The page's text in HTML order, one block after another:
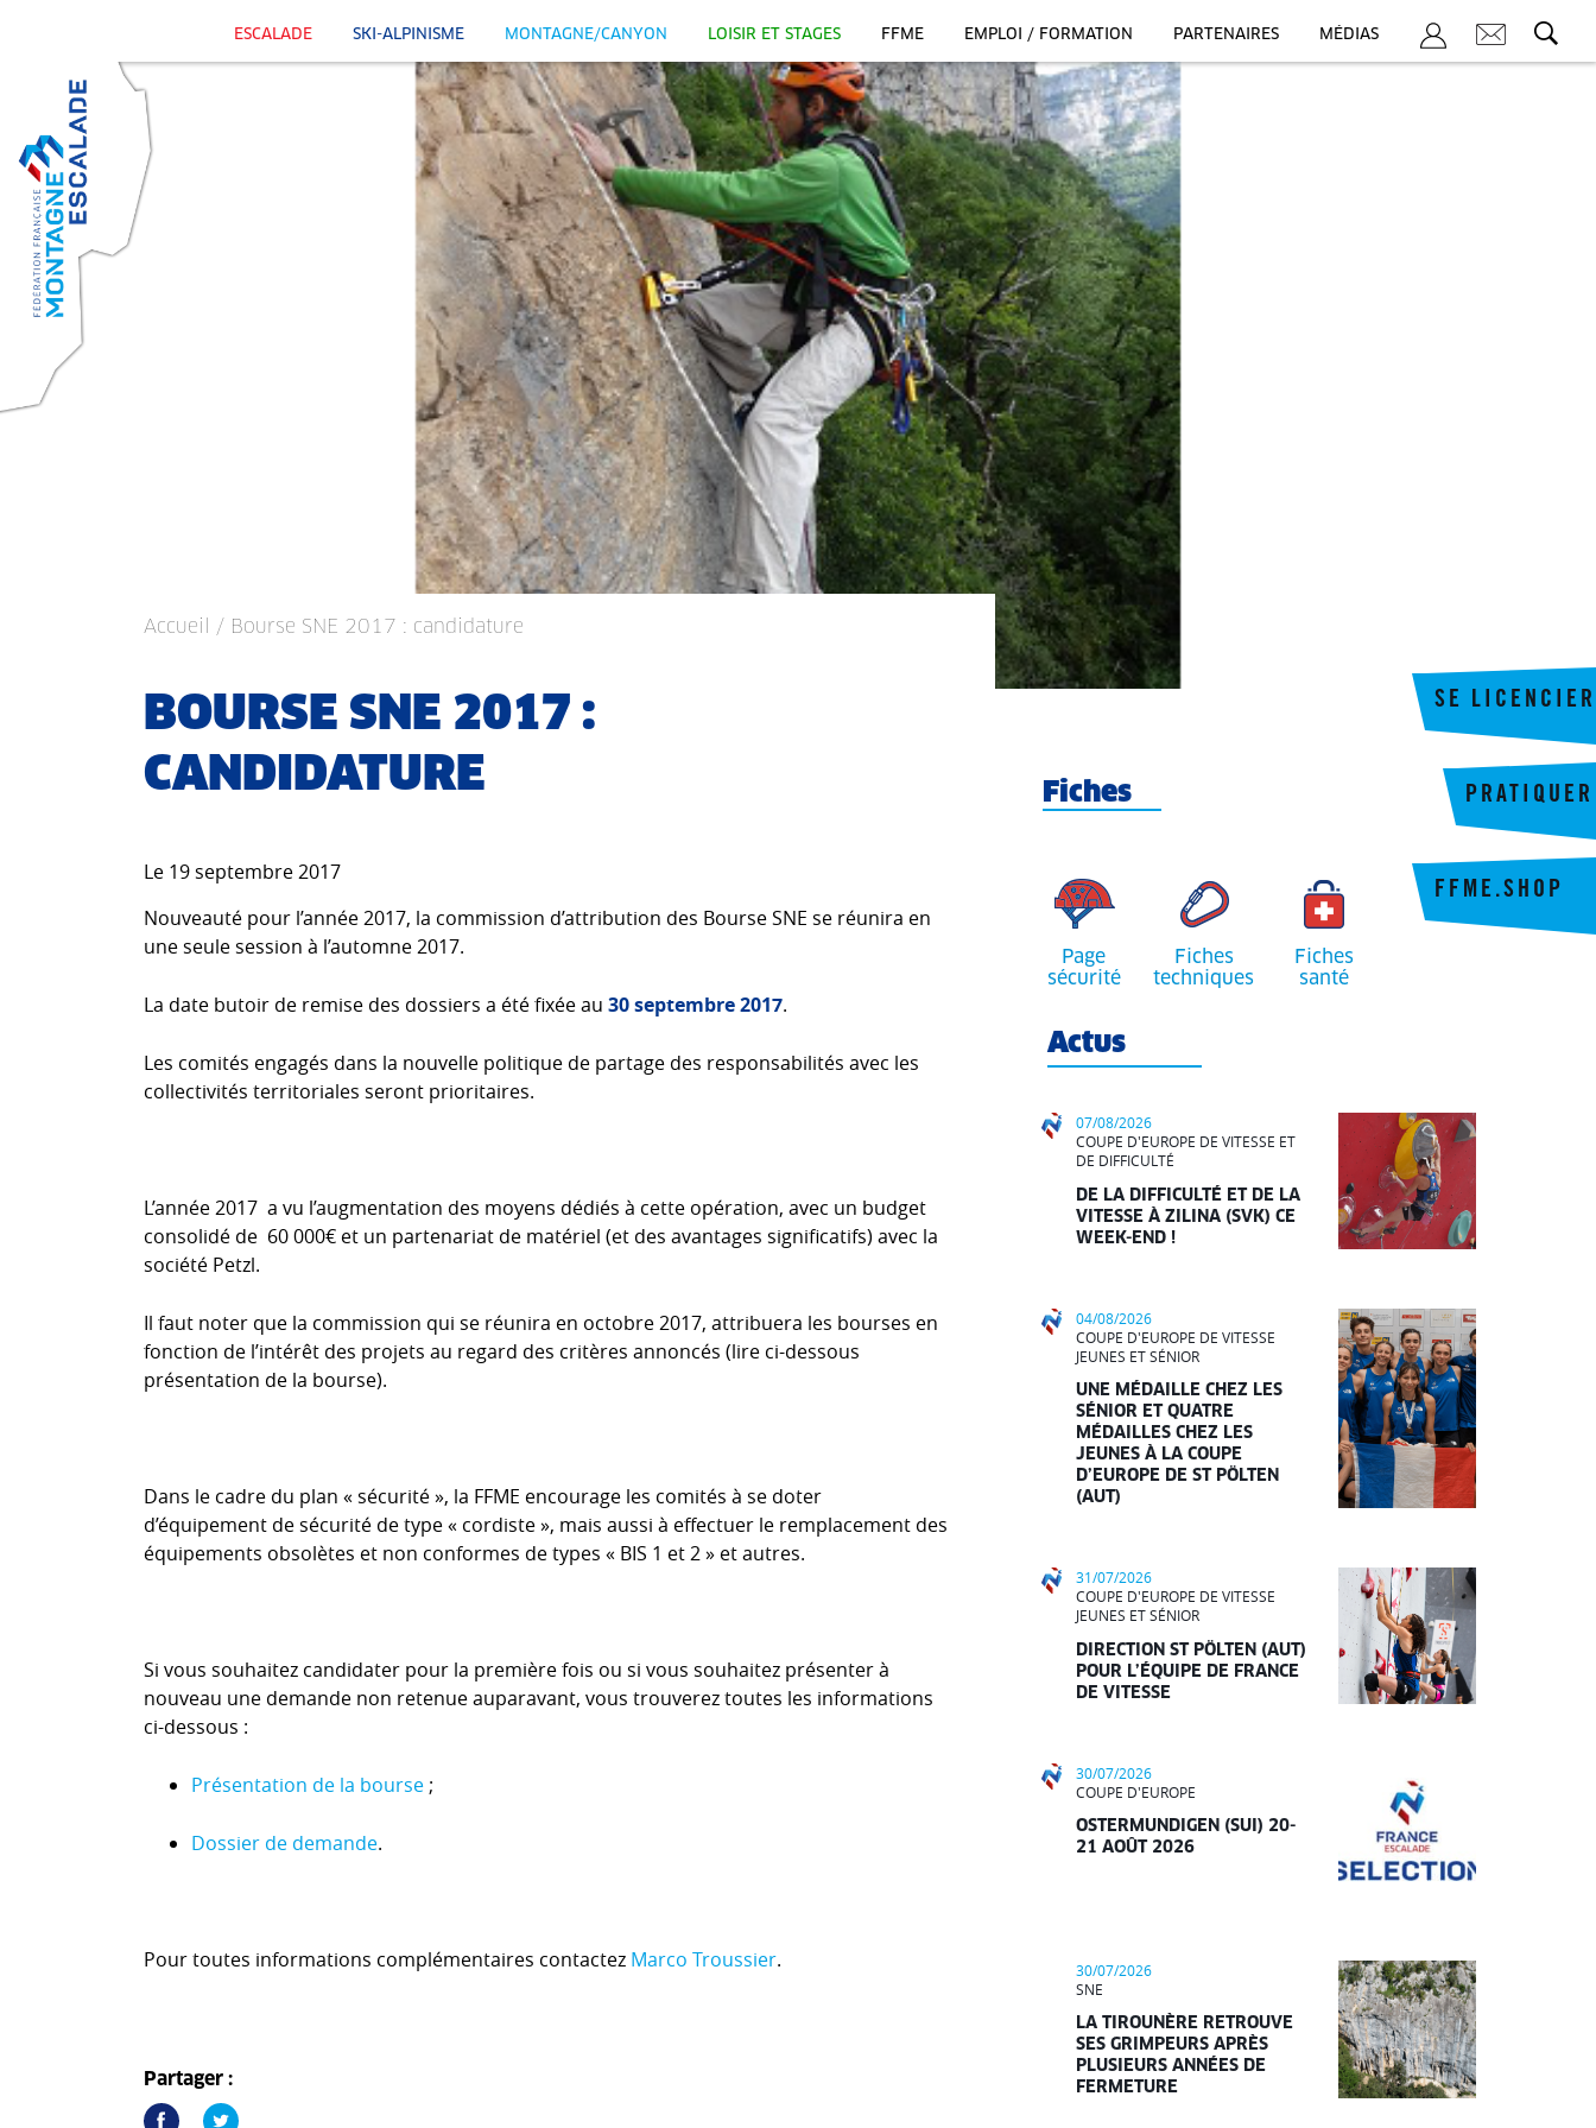
ESCALADE SKI-ALPINISME MONTAGNE/CANYON LOISIR ET STAGES FFME EMPLOI / FORMATION PARTENAIRES MÉDIAS
SE LICENCIER
FFME.SHOP
PRATIQUER
Accueil / Bourse SNE 2017 : candidature
BOURSE SNE 2017 :
CANDIDATURE
Le 19 septembre 2017
Nouveauté pour l’année 2017, la commission d’attribution des Bourse SNE se réunira en
une seule session à l’automne 2017.
La date butoir de remise des dossiers a été fixée au 30 septembre 2017.
Les comités engagés dans la nouvelle politique de partage des responsabilités avec les
collectivités territoriales seront prioritaires.
L’année 2017 a vu l’augmentation des moyens dédiés à cette opération, avec un budget
consolidé de 60 000€ et un partenariat de matériel (et des avantages significatifs) avec la
société Petzl.
Il faut noter que la commission qui se réunira en octobre 2017, attribuera les bourses en
fonction de l’intérêt des projets au regard des critères annoncés (lire ci-dessous
présentation de la bourse).
Dans le cadre du plan « sécurité », la FFME encourage les comités à se doter
d’équipement de sécurité de type « cordiste », mais aussi à effectuer le remplacement des
équipements obsolètes et non conformes de types « BIS 1 et 2 » et autres.
Si vous souhaitez candidater pour la première fois ou si vous souhaitez présenter à
nouveau une demande non retenue auparavant, vous trouverez toutes les informations
ci-dessous :
Présentation de la bourse ;
Dossier de demande.
Pour toutes informations complémentaires contactez Marco Troussier.
Partager :
Fiches
Page
sécurité
Fiches
techniques
Fiches
santé
Actus
07/08/2026
COUPE D'EUROPE DE VITESSE ET
DE DIFFICULTÉ
DE LA DIFFICULTÉ ET DE LA
VITESSE À ZILINA (SVK) CE
WEEK-END !
04/08/2026
COUPE D'EUROPE DE VITESSE
JEUNES ET SÉNIOR
UNE MÉDAILLE CHEZ LES
SÉNIOR ET QUATRE
MÉDAILLES CHEZ LES
JEUNES À LA COUPE
D’EUROPE DE ST PÖLTEN
(AUT)
31/07/2026
COUPE D'EUROPE DE VITESSE
JEUNES ET SÉNIOR
DIRECTION ST PÖLTEN (AUT)
POUR L’ÉQUIPE DE FRANCE
DE VITESSE
30/07/2026
COUPE D'EUROPE
OSTERMUNDIGEN (SUI) 20-
21 AOÛT 2026
30/07/2026
SNE
LA TIROUNÈRE RETROUVE
SES GRIMPEURS APRÈS
PLUSIEURS ANNÉES DE
FERMETURE